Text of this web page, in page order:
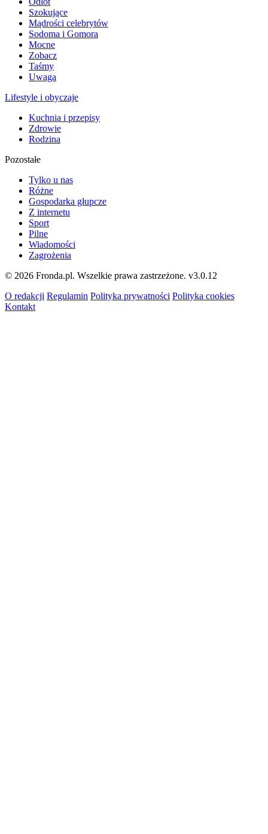
Szokujące
Mądrości celebrytów
Sodoma i Gomora
Mocne
Zobacz
Taśmy
Uwaga
Lifestyle i obyczaje
Kuchnia i przepisy
Zdrowie
Rodzina
Pozostałe
Tylko u nas
Różne
Gospodarka głupcze
Z internetu
Sport
Pilne
Wiadomości
Zagrożenia
© 2026 Fronda.pl. Wszelkie prawa zastrzeżone. v3.0.12
O redakcji Regulamin Polityka prywatności Polityka cookies
Kontakt